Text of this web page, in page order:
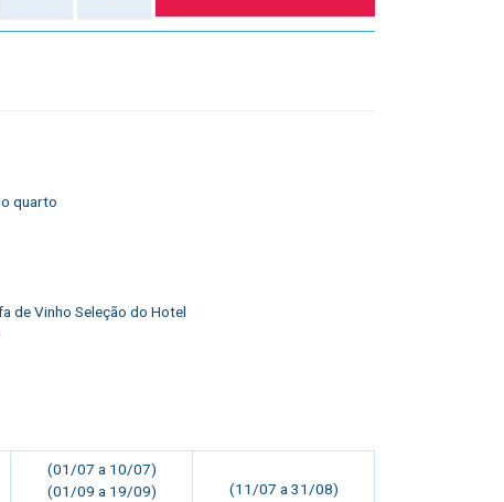
quarto
de Vinho Seleção do Hotel
(01/07 a 10/07)
(01/09 a 19/09)
(11/07 a 31/08)